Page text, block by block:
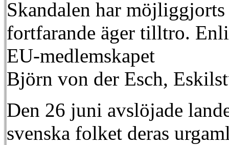
Skandalen har
fortfarande äger tilltro.
EU-medlemskapet
Björn von der Esch,
Den 26 juni avslöjade
svenska folket deras